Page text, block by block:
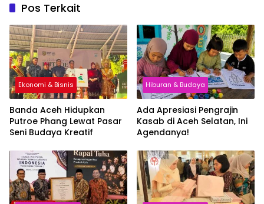
Pos Terkait
Ekonomi & Bisnis
Banda Aceh Hidupkan
Putroe Phang Lewat Pasar
Seni Budaya Kreatif
Hiburan & Budaya
Ada Apresiasi Pengrajin
Kasab di Aceh Selatan, Ini
Agendanya!